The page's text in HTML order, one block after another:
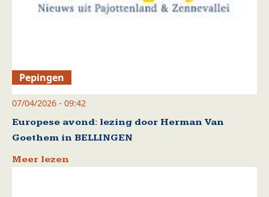
Pepingen
07/04/2026 - 09:42
Europese avond: lezing door Herman Van
Goethem in BELLINGEN
Meer lezen